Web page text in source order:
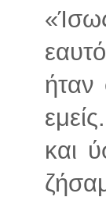
ήταν
και